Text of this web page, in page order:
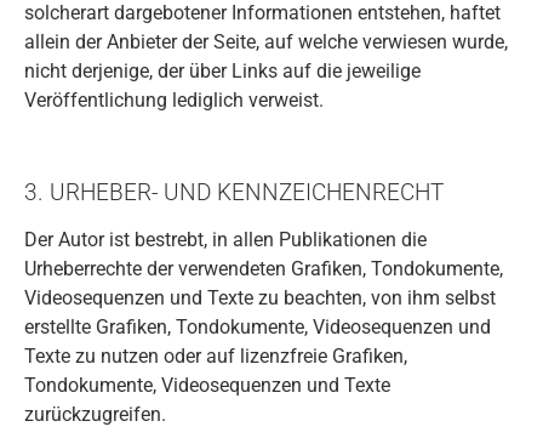
solcherart dargebotener Informationen entstehen, haftet
allein der Anbieter der Seite, auf welche verwiesen wurde,
nicht derjenige, der über Links auf die jeweilige
Veröffentlichung lediglich verweist.
3. URHEBER- UND KENNZEICHENRECHT
Der Autor ist bestrebt, in allen Publikationen die
Urheberrechte der verwendeten Grafiken, Tondokumente,
Videosequenzen und Texte zu beachten, von ihm selbst
erstellte Grafiken, Tondokumente, Videosequenzen und
Texte zu nutzen oder auf lizenzfreie Grafiken,
Tondokumente, Videosequenzen und Texte
zurückzugreifen.